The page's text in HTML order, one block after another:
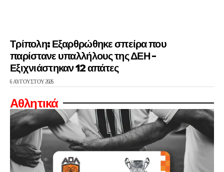
Τρίπολη: Εξαρθρώθηκε σπείρα που
παρίστανε υπαλλήλους της ΔΕΗ –
Εξιχνιάστηκαν 12 απάτες
6 ΑΥΓΟΎΣΤΟΥ 2026
Αθλητικά